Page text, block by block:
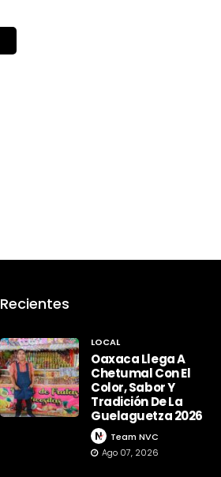
Recientes
LOCAL
Oaxaca Llega A
Chetumal Con El
Color, Sabor Y
Tradición De La
Guelaguetza 2026
Team NVC
Ago 07, 2026